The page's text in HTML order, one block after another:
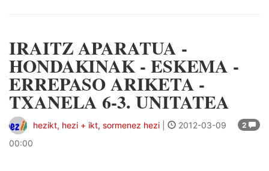
IRAITZ APARATUA -
HONDAKINAK - ESKEMA -
ERREPASO ARIKETA -
TXANELA 6-3. UNITATEA
2
hezikt, hezi + ikt, sormenez hezi
2012-03-09
00:00